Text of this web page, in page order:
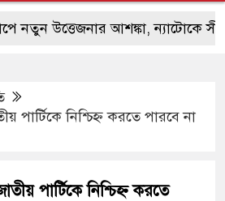
উত্তেজনার আশঙ্কা, ন্যাটোকে সীমিত
পার্টিকে নিশ্চিহ্ন করতে পারবে না
পার্টিকে নিশ্চিহ্ন করতে